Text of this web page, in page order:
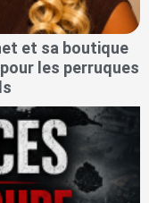
et sa boutique
les perruques